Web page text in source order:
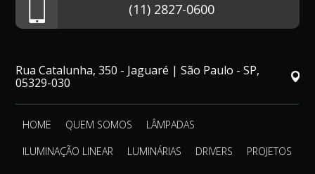
(11) 2827-0600
Rua Catalunha, 350 - Jaguaré | São Paulo - SP,
05329-030
HOME QUEM SOMOS
LÂMPADAS
ILUMINAÇÃO LINEAR
LUMINÁRIAS DRIVERS
PROJETOS